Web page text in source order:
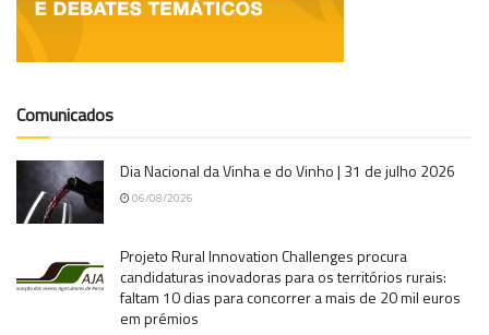
Comunicados
Dia Nacional da Vinha e do Vinho | 31 de julho 2026
06/08/2026
Projeto Rural Innovation Challenges procura
candidaturas inovadoras para os territórios rurais:
faltam 10 dias para concorrer a mais de 20 mil euros
em prémios